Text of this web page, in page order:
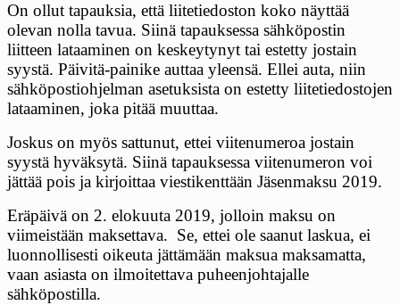
On ollut tapauksia, että liitetiedoston koko näyttää
olevan nolla tavua. Siinä tapauksessa sähköpostin
liitteen lataaminen on keskeytynyt tai estetty jostain
syystä. Päivitä-painike auttaa yleensä. Ellei auta, niin
sähköpostiohjelman asetuksista on estetty liitetiedostojen
lataaminen, joka pitää muuttaa.
Joskus on myös sattunut, ettei viitenumeroa jostain
syystä hyväksytä. Siinä tapauksessa viitenumeron voi
jättää pois ja kirjoittaa viestikenttään Jäsenmaksu 2019.
Eräpäivä on 2. elokuuta 2019, jolloin maksu on
viimeistään maksettava. Se, ettei ole saanut laskua, ei
luonnollisesti oikeuta jättämään maksua maksamatta,
vaan asiasta on ilmoitettava puheenjohtajalle
sähköpostilla.